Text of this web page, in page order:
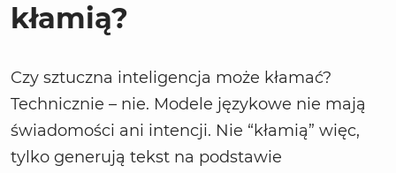
kłamią?
Czy sztuczna inteligencja może kłamać?
Technicznie – nie. Modele językowe nie mają
świadomości ani intencji. Nie “kłamią” więc,
tylko generują tekst na podstawie